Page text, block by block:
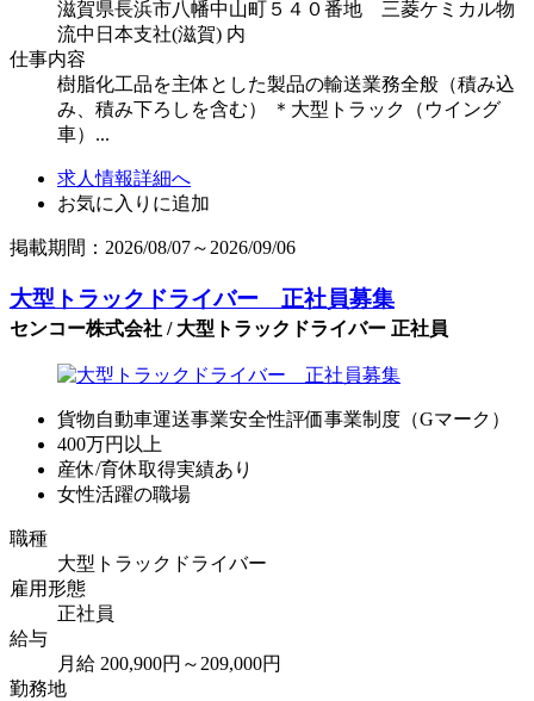
滋賀県長浜市八幡中山町５４０番地 三菱ケミカル物
流中日本支社(滋賀) 内
仕事内容
樹脂化工品を主体とした製品の輸送業務全般（積み込
み、積み下ろしを含む） ＊大型トラック（ウイング
車）...
求人情報詳細へ
お気に入りに追加
掲載期間：2026/08/07～2026/09/06
大型トラックドライバー 正社員募集
センコー株式会社 / 大型トラックドライバー 正社員
貨物自動車運送事業安全性評価事業制度（Gマーク）
400万円以上
産休/育休取得実績あり
女性活躍の職場
職種
大型トラックドライバー
雇用形態
正社員
給与
月給 200,900円～209,000円
勤務地